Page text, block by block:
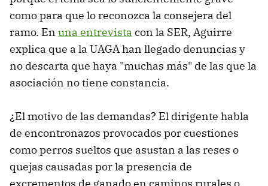
como para que lo reconozca la consejera del
ramo. En una entrevista con la SER, Aguirre
explica que a la UAGA han llegado denuncias y
no descarta que haya "muchas más" de las que la
asociación no tiene constancia.
¿El motivo de las demandas? El dirigente habla
de encontronazos provocados por cuestiones
como perros sueltos que asustan a las reses o
quejas causadas por la presencia de
excrementos de ganado en caminos rurales o